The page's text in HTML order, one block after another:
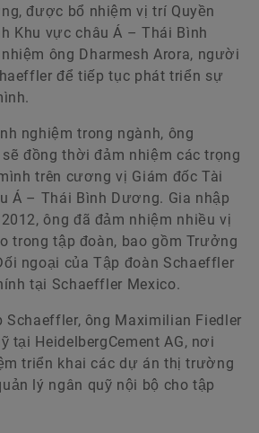
được bổ nhiệm vị trí Quyền
Khu vực châu Á – Thái Bình
ông Dharmesh Arora, người
để tiếp tục phát triển sự
nghiệm trong ngành, ông
đồng thời đảm nhiệm các trọng
trên cương vị Giám đốc Tài
Á – Thái Bình Dương. Gia nhập
ông đã đảm nhiệm nhiều vị
trong tập đoàn, bao gồm Trưởng
ngoại của Tập đoàn Schaeffler
tại Schaeffler Mexico.
ông Maximilian Fiedler
tại HeidelbergCement AG, nơi
triển khai các dự án thị trường
lý ngân quỹ nội bộ cho tập